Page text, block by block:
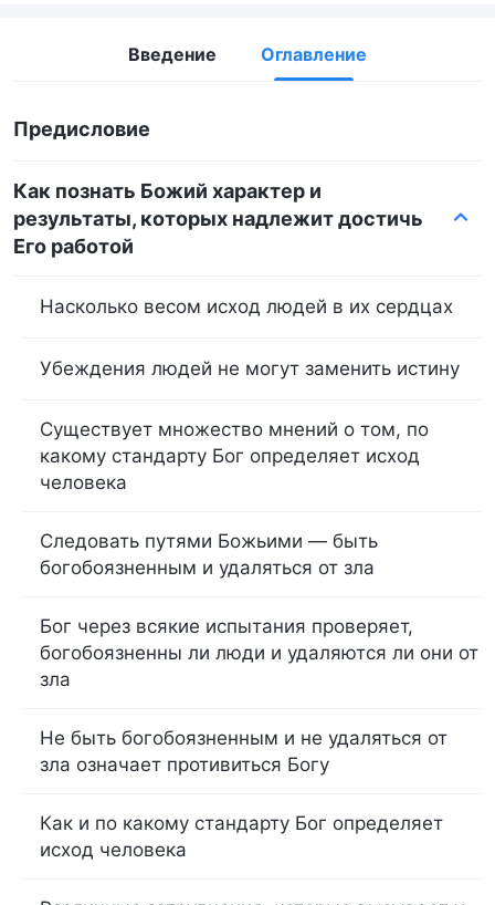
Введение Оглавление
Предисловие
Как познать Божий характер и
результаты, которых надлежит достичь
Его работой
Насколько весом исход людей в их сердцах
Убеждения людей не могут заменить истину
Существует множество мнений о том, по
какому стандарту Бог определяет исход
человека
Следовать путями Божьими — быть
богобоязненным и удаляться от зла
Бог через всякие испытания проверяет,
богобоязненны ли люди и удаляются ли они от
зла
Не быть богобоязненным и не удаляться от
зла означает противиться Богу
Как и по какому стандарту Бог определяет
исход человека